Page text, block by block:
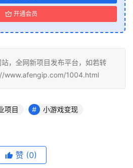
开通会员
，全网新项目发布平台，如若转
www.afengip.com/1004.html
项目
小游戏变现
赞 (0)